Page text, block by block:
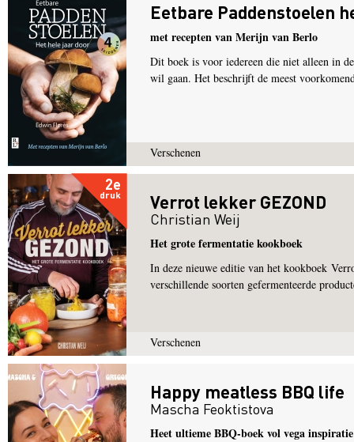
Eetbare Paddenstoelen
met recepten van Merijn van Berlo
Dit boek is voor iedereen die niet alleen in
wil gaan. Het beschrijft de meest
Verschenen
2e
druk Verrot lekker GEZOND
Christian Weij
Het grote fermentatie kookboek
In deze nieuwe editie van het kookboek
verschillende soorten gefermenteerde
Verschenen
Happy meatless BBQ life
Mascha Feoktistova
Heet ultieme BBQ-boek vol vega inspiratie